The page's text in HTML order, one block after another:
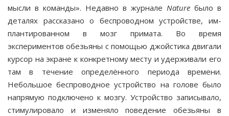
мысли в команды». Недавно в журнале Nature было в
деталях рассказано о беспроводном устройстве, им­
плантированном в мозг примата. Во время
экспериментов обезьяны с помощью джойстика двигали
курсор на экране к конкретному месту и удерживали его
там в течение опре­делённого периода времени.
Небольшое беспроводное устройство на голове было
напрямую подключено к мозгу. Устройство записывало,
стимулировало и изменяло по­ведение обезьяны в